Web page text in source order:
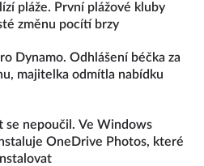
pláže. První plážové kluby
změnu pocítí brzy
Dynamo. Odhlášení béčka za
majitelka odmítla nabídku
se nepoučil. Ve Windows
OneDrive Photos, které